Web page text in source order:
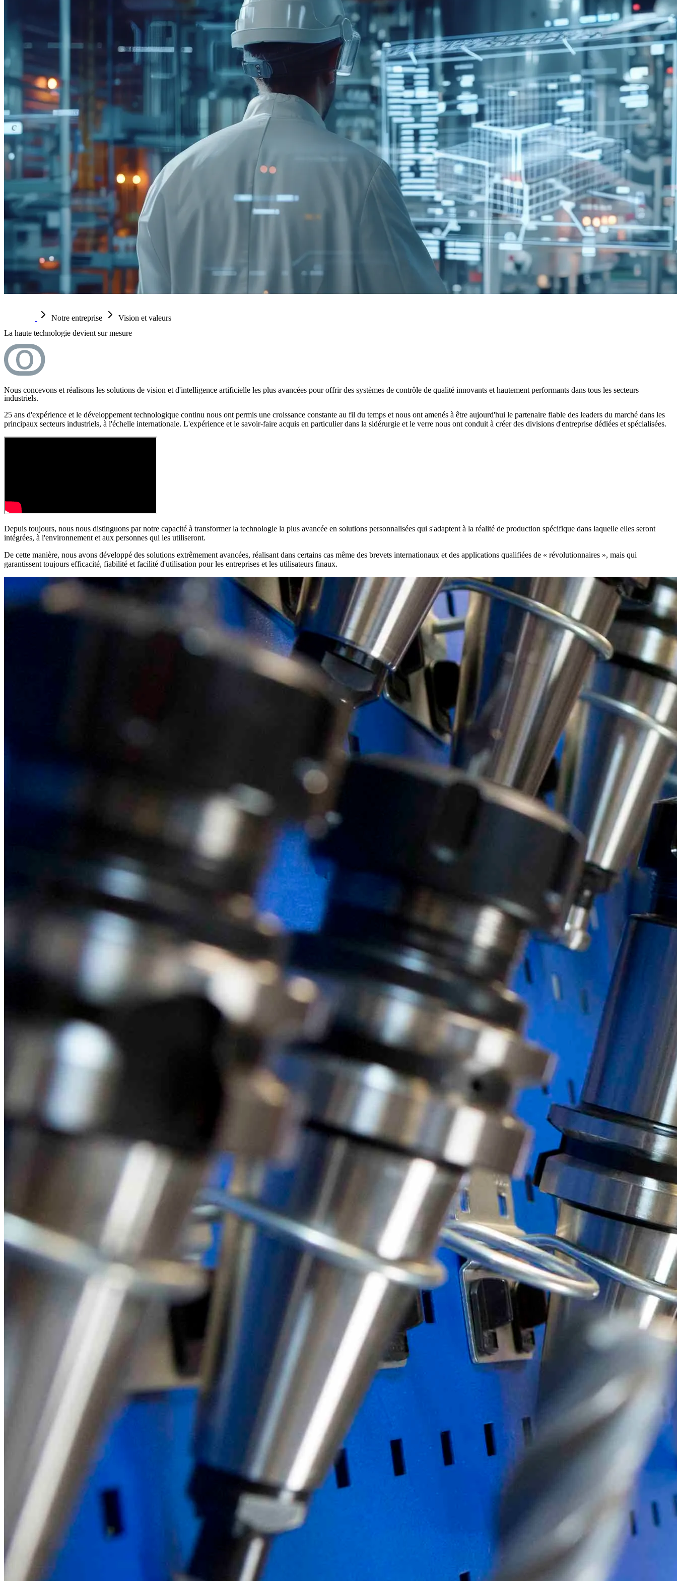
Notre entreprise
Vision et valeurs
La haute technologie devient sur mesure
Nous concevons et réalisons les solutions de vision et d'intelligence artificielle les plus avancées pour offrir des systèmes de contrôle de qualité innovants et hautement performants dans tous les secteurs
industriels.
25 ans d'expérience et le développement technologique continu nous ont permis une croissance constante au fil du temps et nous ont amenés à être aujourd'hui le partenaire fiable des leaders du marché dans les
principaux secteurs industriels, à l'échelle internationale. L'expérience et le savoir-faire acquis en particulier dans la sidérurgie et le verre nous ont conduit à créer des divisions d'entreprise dédiées et spécialisées.
Depuis toujours, nous nous distinguons par notre capacité à transformer la technologie la plus avancée en solutions personnalisées qui s'adaptent à la réalité de production spécifique dans laquelle elles seront
intégrées, à l'environnement et aux personnes qui les utiliseront.
De cette manière, nous avons développé des solutions extrêmement avancées, réalisant dans certains cas même des brevets internationaux et des applications qualifiées de « révolutionnaires », mais qui
garantissent toujours efficacité, fiabilité et facilité d'utilisation pour les entreprises et les utilisateurs finaux.